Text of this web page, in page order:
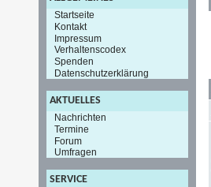
Startseite
Kontakt
Impressum
Verhaltenscodex
Spenden
Datenschutzerklärung
AKTUELLES
Nachrichten
Termine
Forum
Umfragen
SERVICE